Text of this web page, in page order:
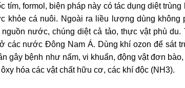
tím, formol, biện pháp này có tác dụng diệt trùng
cá nuôi. Ngoài ra liều lượng dùng không
nước, chúng diệt cả tảo, thực vật phù du.
các nước Đông Nam Á. Dùng khí ozon để sát
gây bệnh như nấm, vi khuẩn, động vật đơn bào,
hóa các vật chất hữu cơ, các khí độc (NH3).